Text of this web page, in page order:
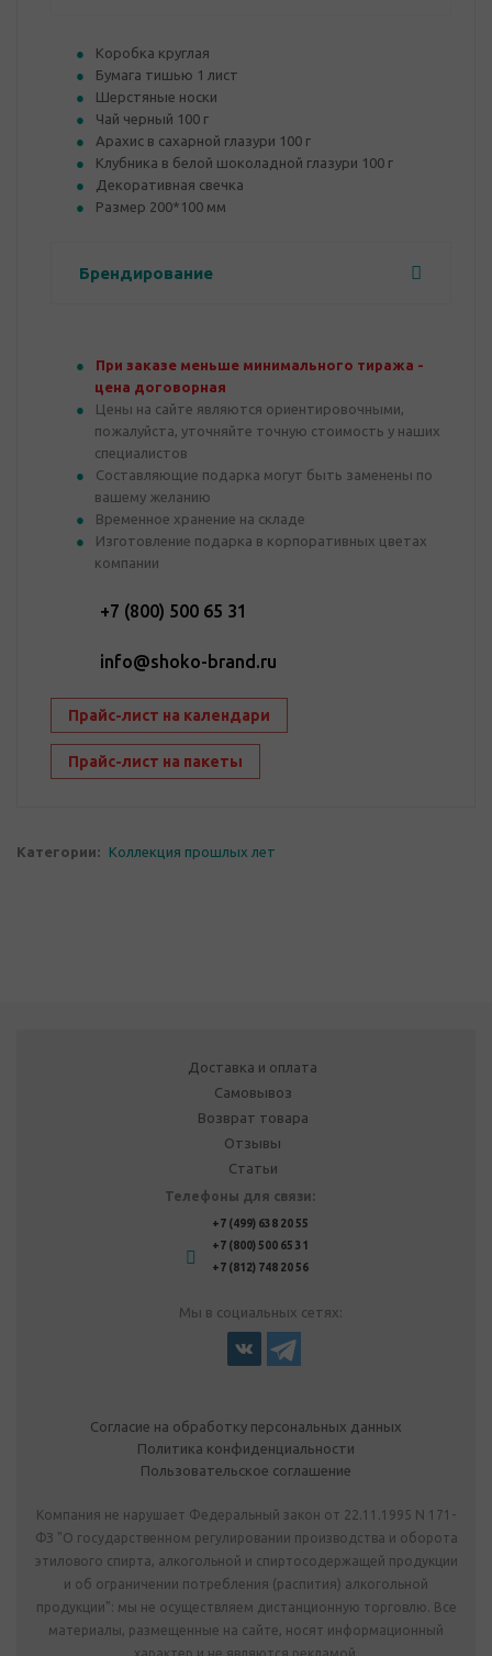
Коробка круглая
Бумага тишью 1 лист
Шерстяные носки
Чай черный 100 г
Арахис в сахарной глазури 100 г
Клубника в белой шоколадной глазури 100 г
Декоративная свечка
Размер 200*100 мм
Брендирование
При заказе меньше минимального тиража -
цена договорная
Цены на сайте являются ориентировочными,
пожалуйста, уточняйте точную стоимость у наших
специалистов
Составляющие подарка могут быть заменены по
вашему желанию
Временное хранение на складе
Изготовление подарка в корпоративных цветах
компании
+7 (800) 500 65 31
info@shoko-brand.ru
Прайс-лист на календари
Прайс-лист на пакеты
Категории: Коллекция прошлых лет
Доставка и оплата
Самовывоз
Возврат товара
Отзывы
Статьи
Телефоны для связи:
+7 (499) 638 20 55
+7 (800) 500 65 31
+7 (812) 748 20 56
Мы в социальных сетях:
Согласие на обработку персональных данных
Политика конфиденциальности
Пользовательское соглашение
Компания не нарушает Федеральный закон от 22.11.1995 N 171-
ФЗ "О государственном регулировании производства и оборота
этилового спирта, алкогольной и спиртосодержащей продукции
и об ограничении потребления (распития) алкогольной
продукции": мы не осуществляем дистанционную торговлю. Все
материалы, размещенные на сайте, носят информационный